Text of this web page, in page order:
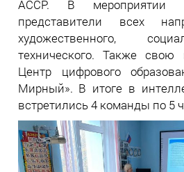
АССР. В мероприятии
представители всех
художественного,
технического. Также свою
Центр цифрового
Мирный». В итоге в
встретились 4 команды по 5